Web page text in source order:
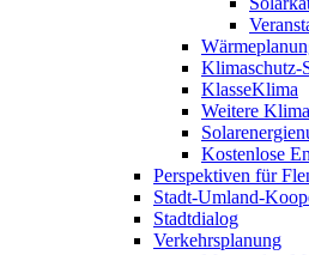
Klimaschutz-
KlasseKlima
Weitere
Kostenlose
Perspektiven für
Stadt-Umland-
Stadtdialog
Verkehrsplanung